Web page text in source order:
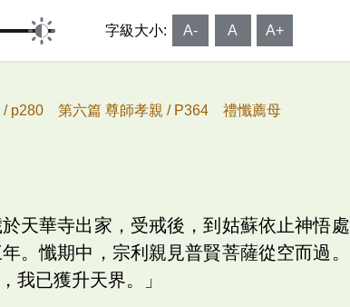
字級大小: A- A A+
/ p280 第六篇 尊師孝親 / P364 禮懺薦母
天華寺出家，受戒後，到姑蘇依止神悟處
。懺期中，宗利親見普賢菩薩從空而過。
我已獲升天界。」